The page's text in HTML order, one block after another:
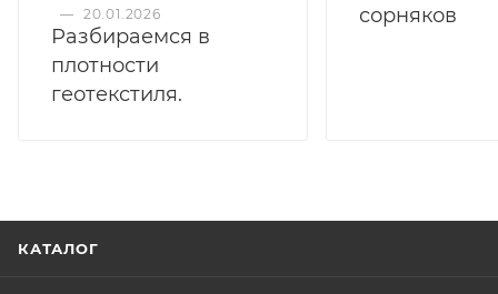
— 20.01.2026
Разбираемся в
плотности
геотекстиля.
сорняков
КАТАЛОГ